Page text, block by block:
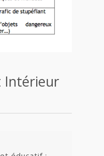
Intérieur